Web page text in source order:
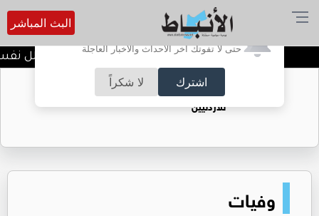
أترغب في تفعيل الإشعارات؟
حتى لا تفوتك آخر الأحداث والأخبار العاجلة
اشترك لا شكراً
البث المباشر
الضحك وقت الأزمات.. خلل نفسي
حقل الريشة حين يتحول الغاز إلى فرص عمل
للأردنيين
وفيات